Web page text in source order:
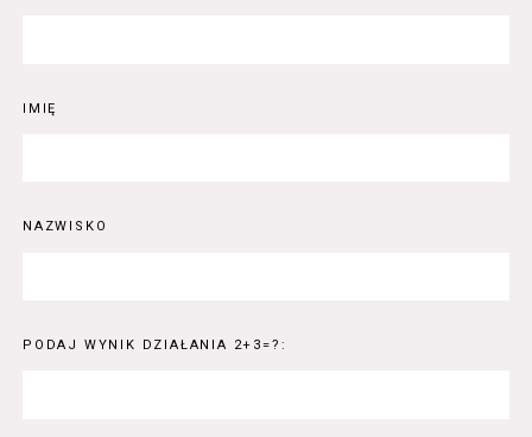
IMIĘ
NAZWISKO
PODAJ WYNIK DZIAŁANIA 2+3=?: